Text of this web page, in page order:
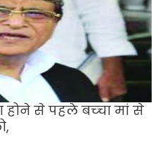
होने से पहले बच्‍चा मां से